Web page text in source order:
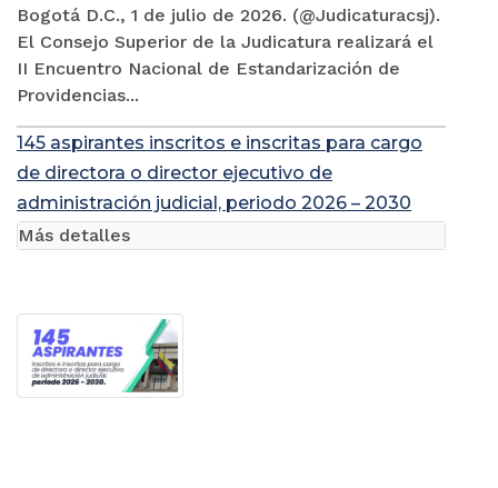
Bogotá D.C., 1 de julio de 2026. (@Judicaturacsj).
El Consejo Superior de la Judicatura realizará el
II Encuentro Nacional de Estandarización de
Providencias...
145 aspirantes inscritos e inscritas para cargo
de directora o director ejecutivo de
administración judicial, periodo 2026 – 2030
Más detalles